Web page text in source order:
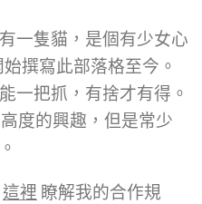
一隻貓，是個有少女心
撰寫此部落格至今。
一把抓，有捨才有得。
度的興趣，但是常少
這裡 瞭解我的合作規